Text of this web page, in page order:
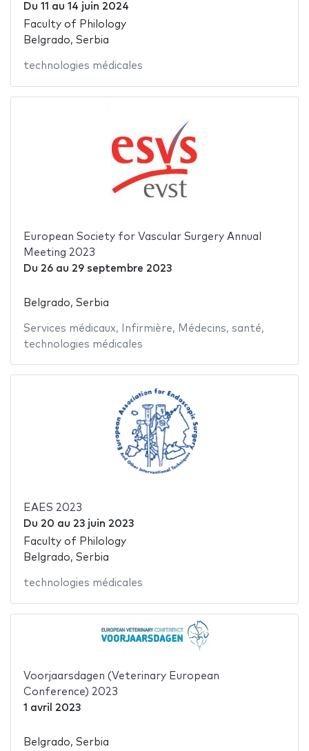
Du 11 au 14 juin 2024
Faculty of Philology
Belgrado, Serbia
technologies médicales
European Society for Vascular Surgery Annual
Meeting 2023
Du 26au 29 septembre 2023
Belgrado, Serbia
Services médicaux, Infirmière, Médecins, santé,
technologies médicales
EAES 2023
Du 20 au 23 juin 2023
Faculty of Philology
Belgrado, Serbia
technologies médicales
Voorjaarsdagen (Veterinary European
Conference) 2023
1 avril 2023
Belgrado, Serbia